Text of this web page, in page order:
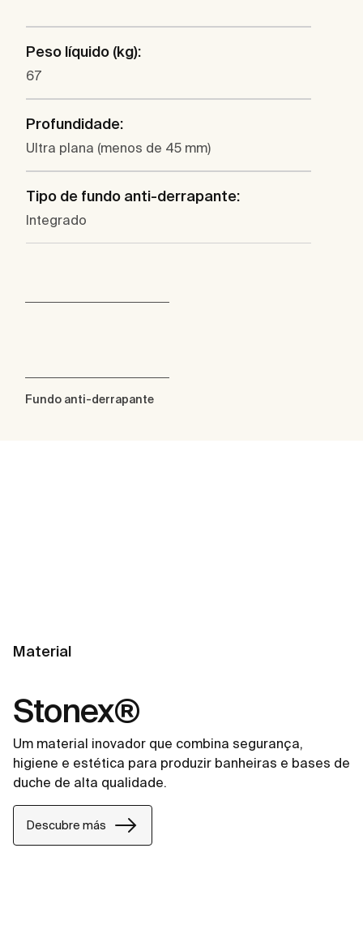
Peso líquido (kg):
67
Profundidade:
Ultra plana (menos de 45 mm)
Tipo de fundo anti-derrapante:
Integrado
Fundo anti-derrapante
Material
Stonex®
Um material inovador que combina segurança,
higiene e estética para produzir banheiras e bases de
duche de alta qualidade.
Descubre más